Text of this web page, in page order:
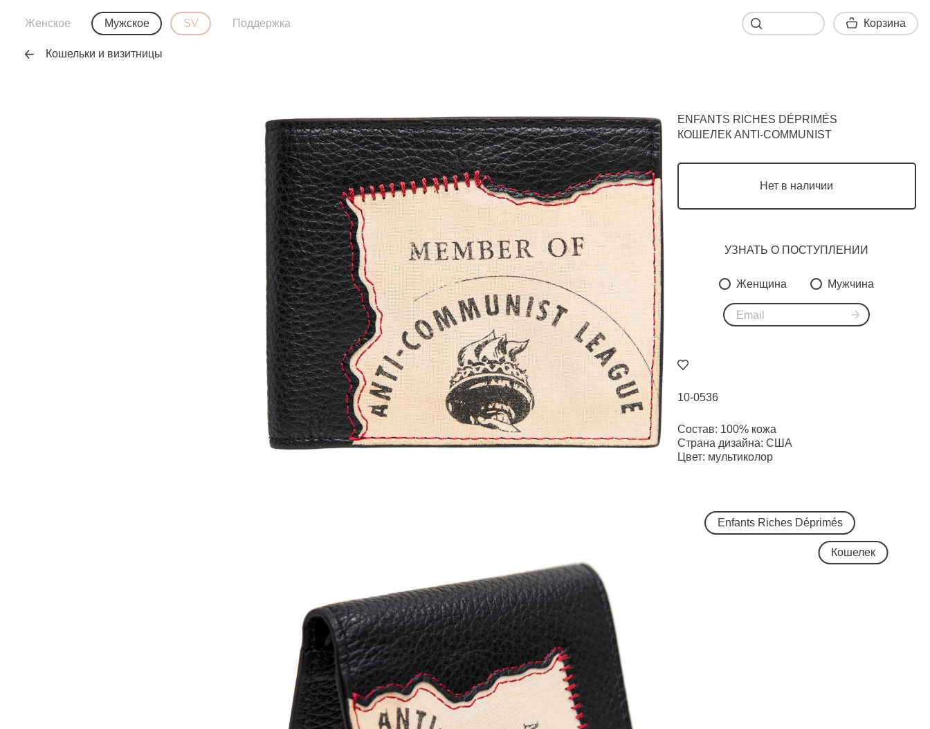
ENFANTS RICHES DÉPRIMÉS
КОШЕЛЕК ANTI-COMMUNIST
Нет в наличии
УЗНАТЬ О ПОСТУПЛЕНИИ
Женщина Мужчина
10-0536
Состав: 100% кожа
Страна дизайна: США
Цвет: мультиколор
Enfants Riches Déprimés
Кошелек
Женское Мужское SV Поддержка Корзина
Кошельки и визитницы
Корзина